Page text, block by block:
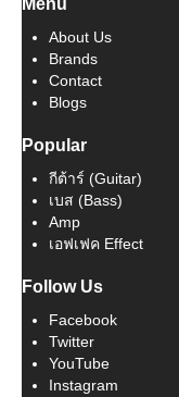
Menu
About Us
Brands
Contact
Blogs
Popular
กีต้าร์ (Guitar)
เบส (Bass)
Amp
เอฟเฟค Effect
Follow Us
Facebook
Twitter
YouTube
Instagram